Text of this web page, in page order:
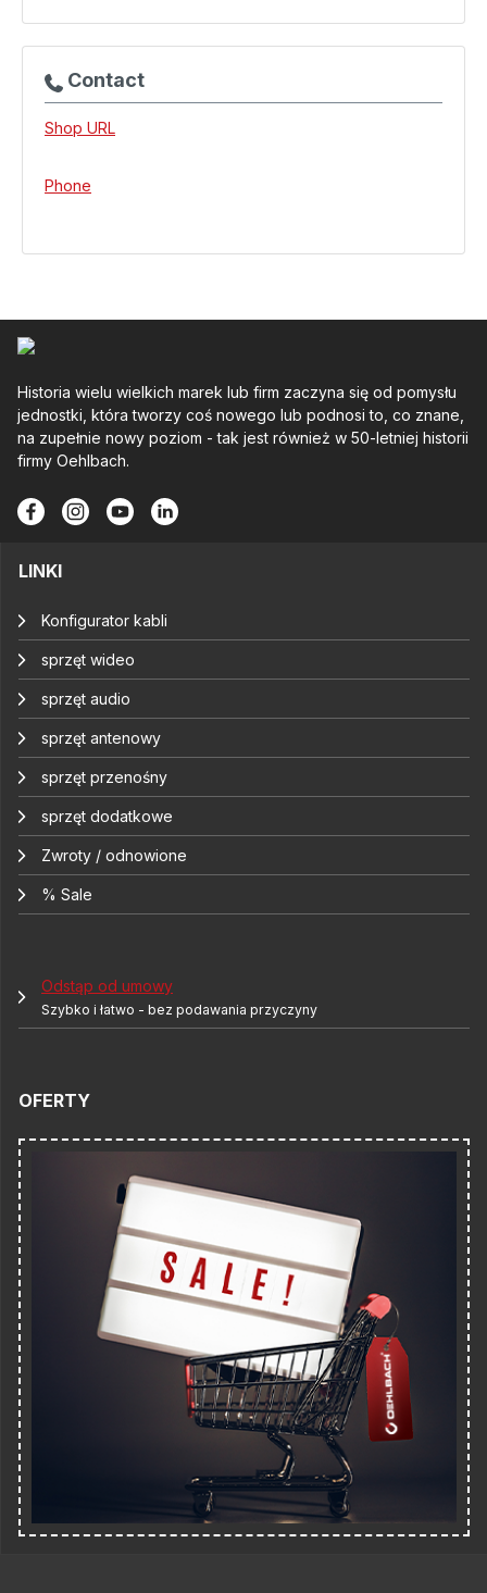
Contact
Shop URL
Phone
Historia wielu wielkich marek lub firm zaczyna się od pomysłu
jednostki, która tworzy coś nowego lub podnosi to, co znane,
na zupełnie nowy poziom - tak jest również w 50-letniej historii
firmy Oehlbach.
LINKI
Konfigurator kabli
sprzęt wideo
sprzęt audio
sprzęt antenowy
sprzęt przenośny
sprzęt dodatkowe
Zwroty / odnowione
% Sale
Odstąp od umowy
Szybko i łatwo - bez podawania przyczyny
OFERTY